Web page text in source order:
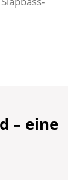
– eine